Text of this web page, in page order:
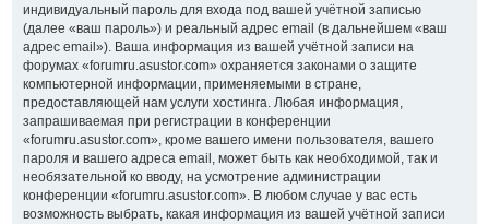
индивидуальный пароль для входа под вашей учётной записью
(далее «ваш пароль») и реальный адрес email (в дальнейшем «ваш
адрес email»). Ваша информация из вашей учётной записи на
форумах «forumru.asustor.com» охраняется законами о защите
компьютерной информации, применяемыми в стране,
предоставляющей нам услуги хостинга. Любая информация,
запрашиваемая при регистрации в конференции
«forumru.asustor.com», кроме вашего имени пользователя, вашего
пароля и вашего адреса email, может быть как необходимой, так и
необязательной ко вводу, на усмотрение администрации
конференции «forumru.asustor.com». В любом случае у вас есть
возможность выбрать, какая информация из вашей учётной записи